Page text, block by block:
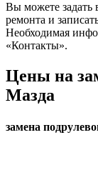
Вы можете задать
ремонта и
Необходимая
«Контакты».
Цены на
Мазда
замена